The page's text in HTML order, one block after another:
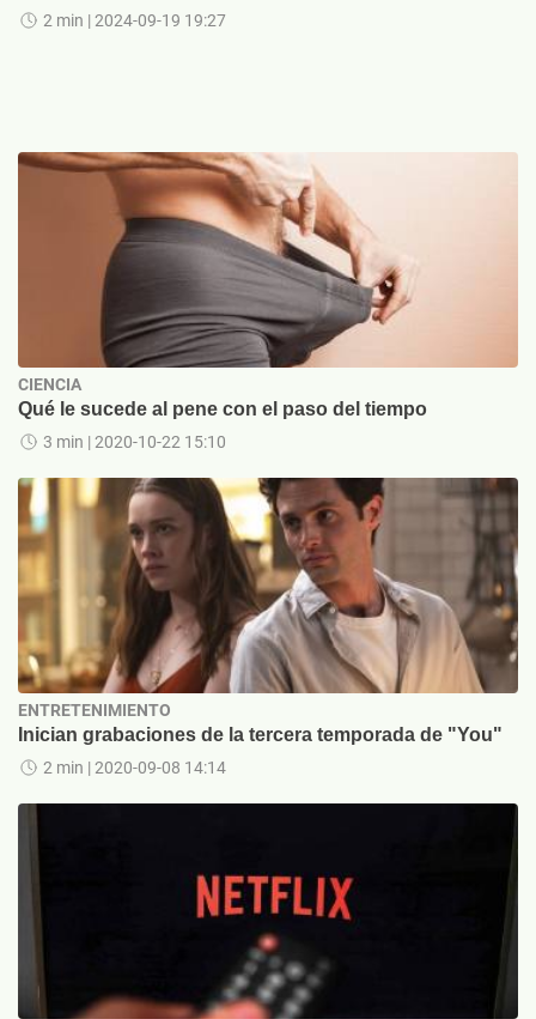
2 min | 2024-09-19 19:27
CIENCIA
Qué le sucede al pene con el paso del tiempo
3 min | 2020-10-22 15:10
ENTRETENIMIENTO
Inician grabaciones de la tercera temporada de "You"
2 min | 2020-09-08 14:14